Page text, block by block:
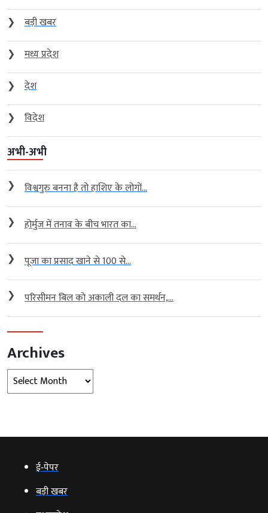
❯
बड़ी खबर
❯
मध्य प्रदेश
❯
देश
❯
विदेश
अभी-अभी
❯ विश्वगुरु बनना है तो हाशिए के लोगों...
❯ होर्मुज में तनाव के बीच भारत का...
❯ पूजा का प्रसाद खाने से 100 से...
❯ परिसीमन बिल को अकाली दल का समर्थन,...
Archives
Archives
ई‑पेपर
बड़ी खबर